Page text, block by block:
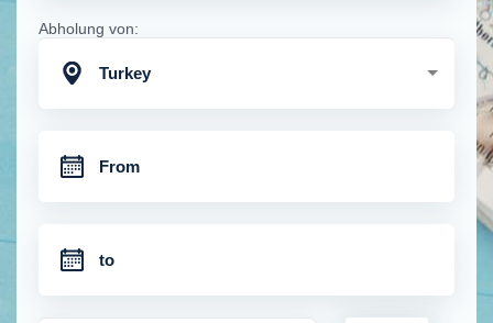
Abholung von:
Turkey